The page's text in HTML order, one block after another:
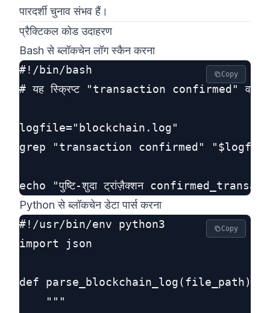
पारदर्शी चुनाव संभव हैं।
प्रैक्टिकल कोड उदाहरण
Bash से ब्लॉकचेन लॉग स्कैन करना
#!/bin/bash
# यह स्क्रिप्ट "transaction confirmed" वाले
logfile="blockchain.log"
grep "transaction confirmed"
Copy
Python से ब्लॉकचेन डेटा पार्स करना
#!/usr/bin/env python3
import json
def parse_blockchain_log(file_path):
    """
Copy